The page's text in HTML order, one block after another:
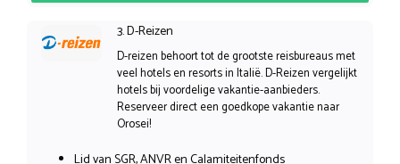
3. D-Reizen
D-reizen behoort tot de grootste reisbureaus met
veel hotels en resorts in Italië. D-Reizen vergelijkt
hotels bij voordelige vakantie-aanbieders.
Reserveer direct een goedkope vakantie naar
Orosei!
Lid van SGR, ANVR en Calamiteitenfonds